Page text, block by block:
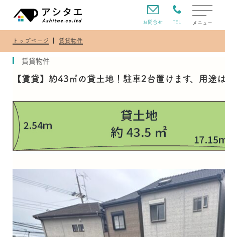
お問合せ TEL メニュー
トップページ 賃貸物件
賃貸物件
【賃貸】約43㎡の貸土地！駐車2台置けます、用途